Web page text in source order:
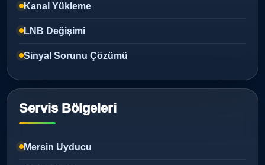
Kanal Yükleme
LNB Değişimi
Sinyal Sorunu Çözümü
Servis Bölgeleri
Mersin Uyducu